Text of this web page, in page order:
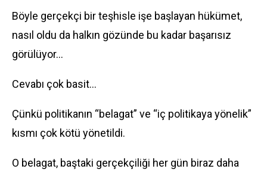
Böyle gerçekçi bir teşhisle işe başlayan hükümet,
nasıl oldu da halkın gözünde bu kadar başarısız
görülüyor…
Cevabı çok basit…
Çünkü politikanın “belagat” ve “iç politikaya yönelik”
kısmı çok kötü yönetildi.
O belagat, baştaki gerçekçiliği her gün biraz daha